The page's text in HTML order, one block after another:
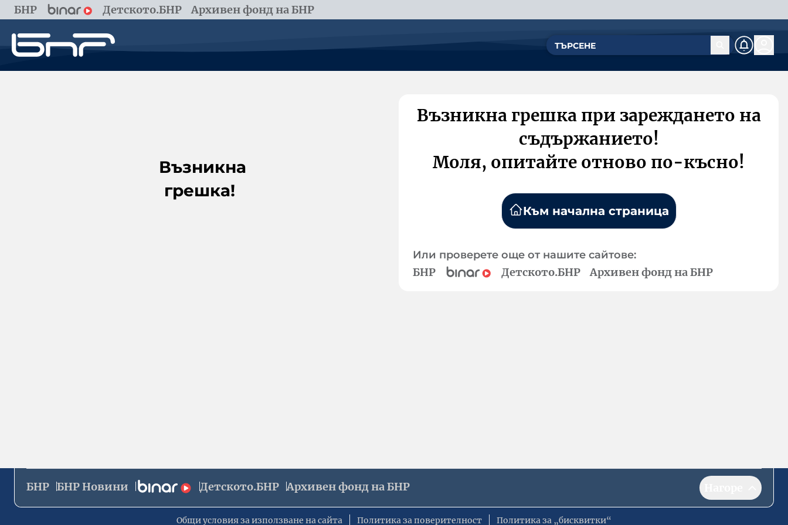
БНР Детското.БНР Архивен фонд на БНР
Възникна
грешка!
Възникна грешка при зареждането на
съдържанието!
Моля, опитайте отново по-късно!
Към начална страница
Или проверете още от нашите сайтове:
БНР Детското.БНР Архивен фонд на БНР
БНР БНР Новини Детското.БНР Архивен фонд на БНР
Общи условия за използване на сайта Политика за поверителност Политика за „бисквитки“